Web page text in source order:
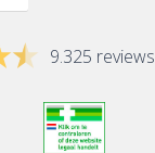
9.325 reviews